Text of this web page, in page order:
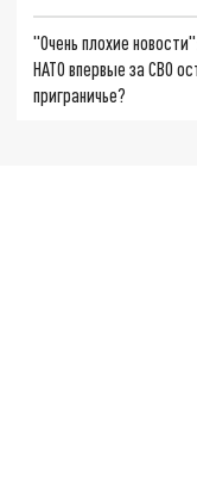
"Очень плохие
НАТО впервые за СВО
приграничье?